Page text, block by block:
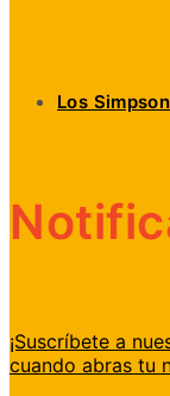
Los Simpson
¡Suscríbete a
cuando abras tu